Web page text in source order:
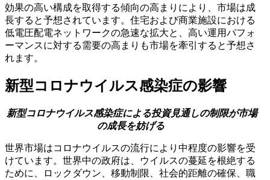
効果の高い構成を取得する傾向の高まりにより、市場は成
長すると予想されています。住宅および商業施設における
低電圧配電ネットワークの急速な拡大と、高い運用パフォ
ーマンスに対する需要の高まりも市場を牽引すると予想さ
れます。
新型コロナウイルス感染症の影響
新型コロナウイルス感染症による投資見通しの制限が市場
の成長を妨げる
世界市場はコロナウイルスの流行により中程度の影響を受
けています。世界中の政府は、ウイルスの蔓延を根絶する
ために、ロックダウン、移動制限、社会的距離の確保、職